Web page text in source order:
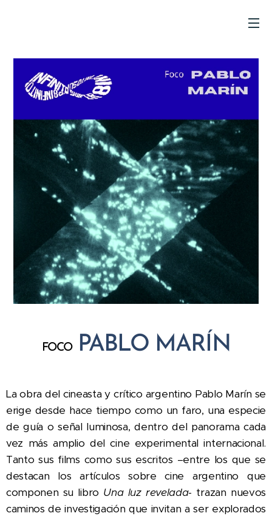
FOCO PABLO MARÍN
La obra del cineasta y crítico argentino Pablo Marín se
erige desde hace tiempo como un faro, una especie
de guía o señal luminosa, dentro del panorama cada
vez más amplio del cine experimental internacional.
Tanto sus films como sus escritos –entre los que se
destacan los artículos sobre cine argentino que
componen su libro Una luz revelada- trazan nuevos
caminos de investigación que invitan a ser explorados